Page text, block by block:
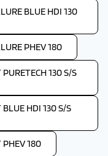
BLUE HDI 130
PHEV 180
130 S/S
HDI 130 S/S
PHEV 180